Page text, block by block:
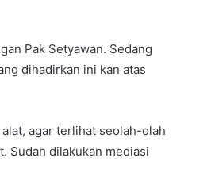
Pak Setyawan. Sedang
dihadirkan ini kan atas
agar terlihat seolah-olah
Sudah dilakukan mediasi